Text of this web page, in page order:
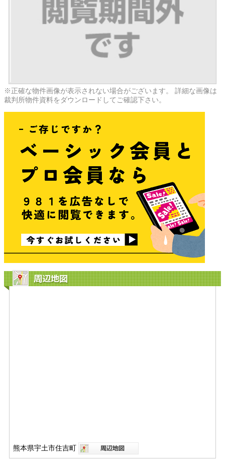
※正確な物件画像が表示されない場合がございます。 詳細な画像は
裁判所物件資料をダウンロードしてご確認下さい。
周辺地図
熊本県宇土市住吉町